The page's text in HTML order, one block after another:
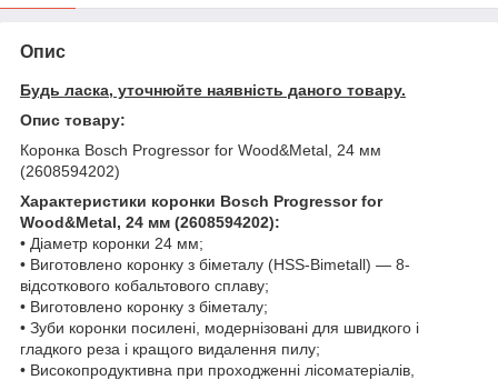
Опис
Будь ласка, уточнюйте наявність даного товару.
Опис товару:
Коронка Bosch Progressor for Wood&Metal, 24 мм
(2608594202)
Характеристики коронки Bosch Progressor for
Wood&Metal, 24 мм (2608594202):
• Діаметр коронки 24 мм;
• Виготовлено коронку з біметалу (HSS-Bimetall) — 8-
відсоткового кобальтового сплаву;
• Виготовлено коронку з біметалу;
• Зуби коронки посилені, модернізовані для швидкого і
гладкого реза і кращого видалення пилу;
• Високопродуктивна при проходженні лісоматеріалів,